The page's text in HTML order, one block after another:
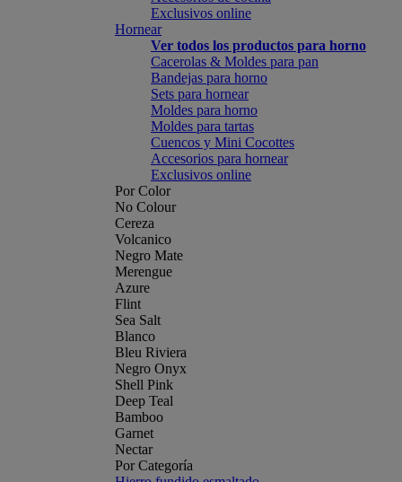
Exclusivos online
Hornear
Ver todos los productos para horno
Cacerolas & Moldes para pan
Bandejas para horno
Sets para hornear
Moldes para horno
Moldes para tartas
Cuencos y Mini Cocottes
Accesorios para hornear
Exclusivos online
Por Color
No Colour
Cereza
Volcanico
Negro Mate
Merengue
Azure
Flint
Sea Salt
Blanco
Bleu Riviera
Negro Onyx
Shell Pink
Deep Teal
Bamboo
Garnet
Nectar
Por Categoría